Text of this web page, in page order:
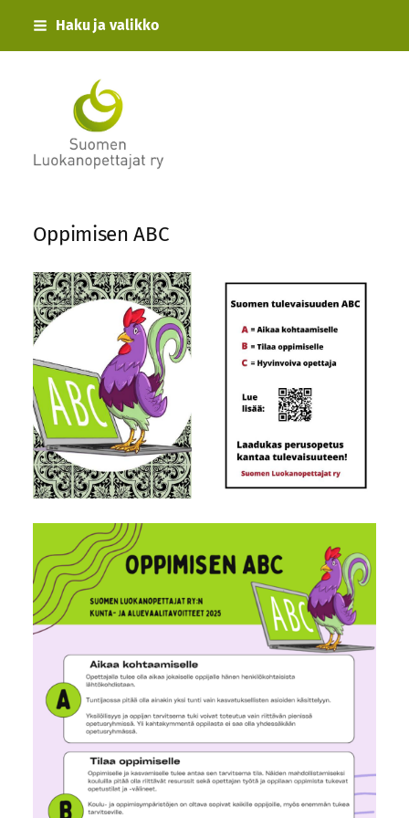
Siirry
sivun
sisältöön
Haku ja valikko
Suomen Luokanopettajat ry
Oppimisen ABC